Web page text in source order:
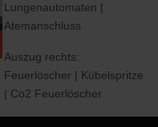
Lungenautomaten |
Atemanschluss
Auszug rechts:
Feuerlöscher | Kübelspritze
| Co2 Feuerlöscher